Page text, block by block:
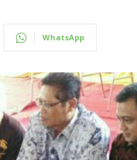
WhatsApp